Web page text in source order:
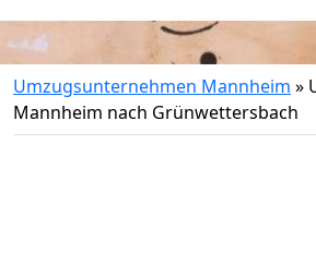
Umzugsunternehmen Mannheim »
Mannheim nach Grünwettersbach